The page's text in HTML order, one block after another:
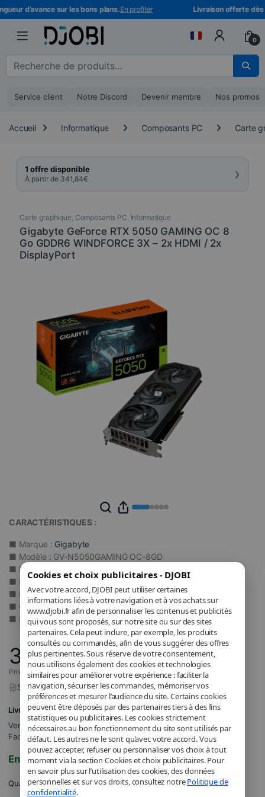
Cookies et choix publicitaires - DJOBI
Avec votre accord, DJOBI peut utiliser certaines
informations liées à votre navigation et à vos achats sur
www.djobi.fr afin de personnaliser les contenus et publicités
qui vous sont proposés, sur notre site ou sur des sites
partenaires. Cela peut inclure, par exemple, les produits
consultés ou commandés, afin de vous suggérer des offres
plus pertinentes. Sous réserve de votre consentement,
nous utilisons également des cookies et technologies
similaires pour améliorer votre expérience : faciliter la
navigation, sécuriser les commandes, mémoriser vos
préférences et mesurer l’audience du site. Certains cookies
peuvent être déposés par des partenaires tiers à des fins
statistiques ou publicitaires. Les cookies strictement
nécessaires au bon fonctionnement du site sont utilisés par
défaut. Les autres ne le sont qu’avec votre accord. Vous
pouvez accepter, refuser ou personnaliser vos choix à tout
moment via la section Cookies et choix publicitaires. Pour
en savoir plus sur l’utilisation des cookies, des données
personnelles et sur vos droits, consultez notrePolitique de
confidentialité.
Skip to navigation
Skip to content
d’avance sur les bons plans.En profiter Livraison offerte dès
0
Recherche pour :
Service client Notre Discord Devenir membre Nos promos
Accueil Informatique Composants PC Carte
1 offre disponible
À partir de 341,84€ ›
Carte graphique, Composants PC, Informatique
Gigabyte GeForce RTX 5050 GAMING OC 8
Go GDDR6 WINDFORCE 3X – 2x HDMI / 2x
DisplayPort
CARACTÉRISTIQUES :
■ Marque : Gigabyte
■ Modèle : GV-N5050GAMING OC-8GD
■ Processeur graphique : NVIDIA GeForce RTX 5050
■ Mémoire vidéo : 8 Go GDDR6
■ Fréquence boost : 2632 MHz
■ Connectique : 2 × HDMI / 2 × DisplayPort
■ Résolution max : 7680 × 4320 pixels
341,84€
Prix incluant la TVA applicable.
Signaler un problème avec ce produit
Livraison GRATUITE
Vendu et expédié parDJOBI_FR.
Facturé par DJOBI.
En stock
Quantité